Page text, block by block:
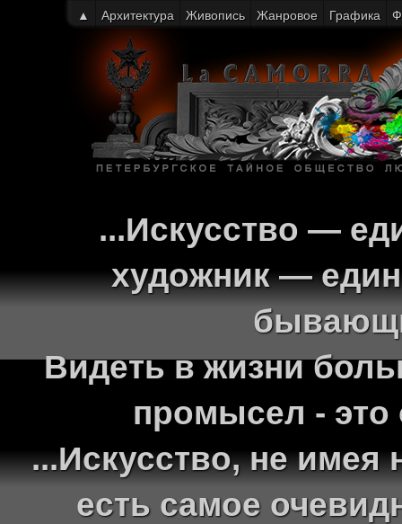
...Искусство —
художник —
Видеть в жизни
промысел - это
...Искусство, не
есть самое
▲ Архитектура Живопись Жанровое Графика